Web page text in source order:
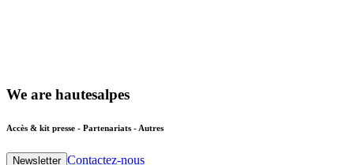
We are hautesalpes
Accès & kit presse - Partenariats - Autres
Newsletter Contactez-nous